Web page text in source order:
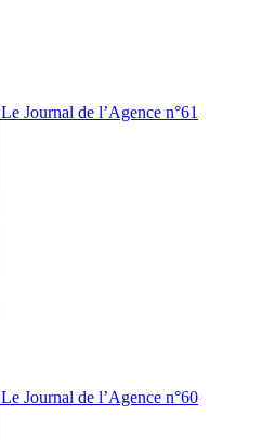
Le Journal de l’Agence n°61
Le Journal de l’Agence n°60